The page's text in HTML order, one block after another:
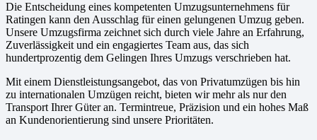
Die Entscheidung eines kompetenten Umzugsunternehmens für
Ratingen kann den Ausschlag für einen gelungenen Umzug geben.
Unsere Umzugsfirma zeichnet sich durch viele Jahre an Erfahrung,
Zuverlässigkeit und ein engagiertes Team aus, das sich
hundertprozentig dem Gelingen Ihres Umzugs verschrieben hat.
Mit einem Dienstleistungsangebot, das von Privatumzügen bis hin
zu internationalen Umzügen reicht, bieten wir mehr als nur den
Transport Ihrer Güter an. Termintreue, Präzision und ein hohes Maß
an Kundenorientierung sind unsere Prioritäten.